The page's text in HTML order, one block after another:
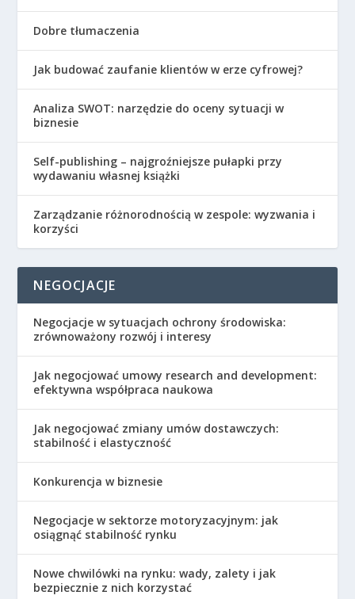
Dobre tłumaczenia
Jak budować zaufanie klientów w erze cyfrowej?
Analiza SWOT: narzędzie do oceny sytuacji w
biznesie
Self-publishing – najgroźniejsze pułapki przy
wydawaniu własnej książki
Zarządzanie różnorodnością w zespole: wyzwania i
korzyści
NEGOCJACJE
Negocjacje w sytuacjach ochrony środowiska:
zrównoważony rozwój i interesy
Jak negocjować umowy research and development:
efektywna współpraca naukowa
Jak negocjować zmiany umów dostawczych:
stabilność i elastyczność
Konkurencja w biznesie
Negocjacje w sektorze motoryzacyjnym: jak
osiągnąć stabilność rynku
Nowe chwilówki na rynku: wady, zalety i jak
bezpiecznie z nich korzystać